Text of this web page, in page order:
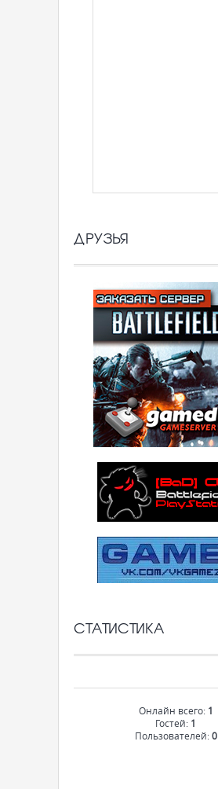
ДРУЗЬЯ
СТАТИСТИКА
Онлайн всего: 1
Гостей: 1
Пользователей:0